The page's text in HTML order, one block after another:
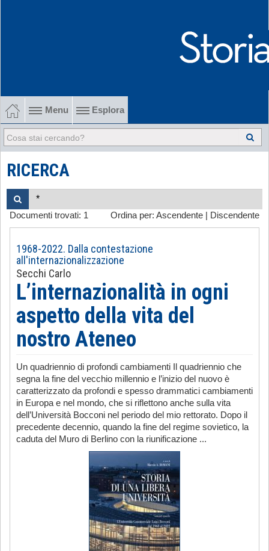
Menu Esplora
1902-1915 Gli esordi
1915-1945 Tra le due guerre
1945-1968 Dalla liberazione al '68
1968-2022 Dalla contestazione all'internazionalizzazione
-
RICERCA
Ordina per: Ascendente Discendente
Documenti trovati: 1
1968-2022. Dalla contestazione
all'internazionalizzazione
Secchi Carlo
L’internazionalità in ogni
aspetto della vita del
nostro Ateneo
Un quadriennio di profondi cambiamenti Il quadriennio che
segna la fine del vecchio millennio e l’inizio del nuovo è
caratterizzato da profondi e spesso drammatici cambiamenti
in Europa e nel mondo, che si riflettono anche sulla vita
dell’Università Bocconi nel periodo del mio rettorato. Dopo il
precedente decennio, quando la fine del regime sovietico, la
caduta del Muro di Berlino con la riunificazione ...